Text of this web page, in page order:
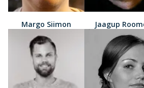
Margo Siimon Jaagup